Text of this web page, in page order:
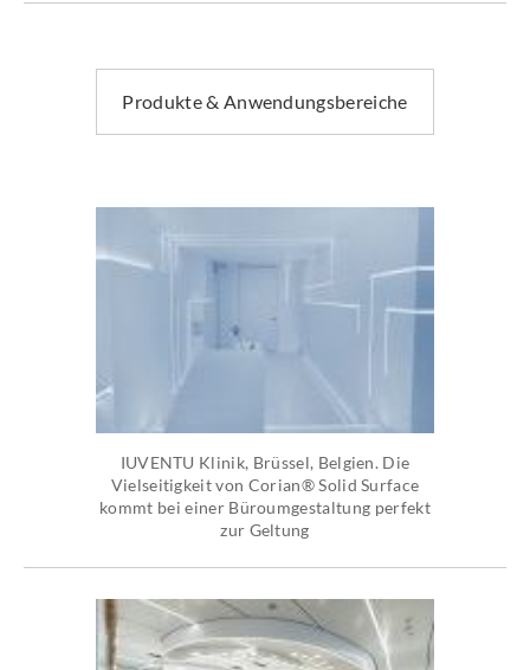
Produkte & Anwendungsbereiche
IUVENTU Klinik, Brüssel, Belgien. Die
Vielseitigkeit von Corian® Solid Surface
kommt bei einer Büroumgestaltung perfekt
zur Geltung